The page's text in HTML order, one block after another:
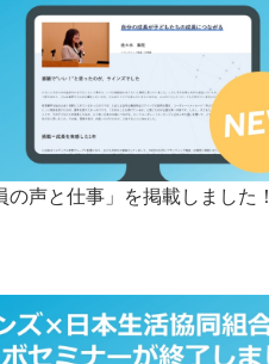
の声と仕事」を掲載しました！